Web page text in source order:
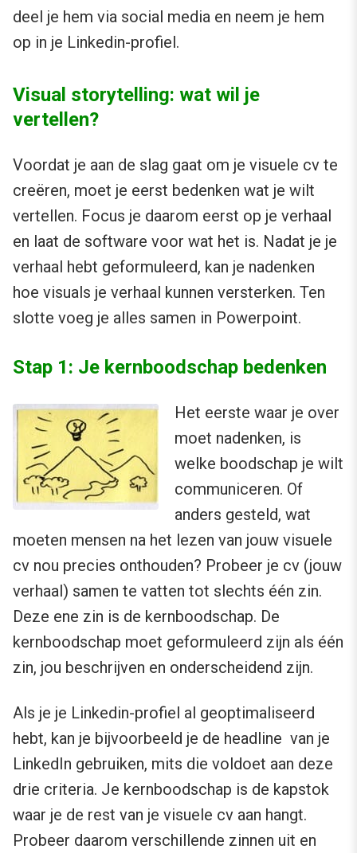
deel je hem via social media en neem je hem
op in je Linkedin-profiel.
Visual storytelling: wat wil je
vertellen?
Voordat je aan de slag gaat om je visuele cv te
creëren, moet je eerst bedenken wat je wilt
vertellen. Focus je daarom eerst op je verhaal
en laat de software voor wat het is. Nadat je je
verhaal hebt geformuleerd, kan je nadenken
hoe visuals je verhaal kunnen versterken. Ten
slotte voeg je alles samen in Powerpoint.
Stap 1: Je kernboodschap bedenken
Het eerste waar je over
moet nadenken, is
welke boodschap je wilt
communiceren. Of
anders gesteld, wat
moeten mensen na het lezen van jouw visuele
cv nou precies onthouden? Probeer je cv (jouw
verhaal) samen te vatten tot slechts één zin.
Deze ene zin is de kernboodschap. De
kernboodschap moet geformuleerd zijn als één
zin, jou beschrijven en onderscheidend zijn.
Als je je Linkedin-profiel al geoptimaliseerd
hebt, kan je bijvoorbeeld je de headline van je
LinkedIn gebruiken, mits die voldoet aan deze
drie criteria. Je kernboodschap is de kapstok
waar je de rest van je visuele cv aan hangt.
Probeer daarom verschillende zinnen uit en